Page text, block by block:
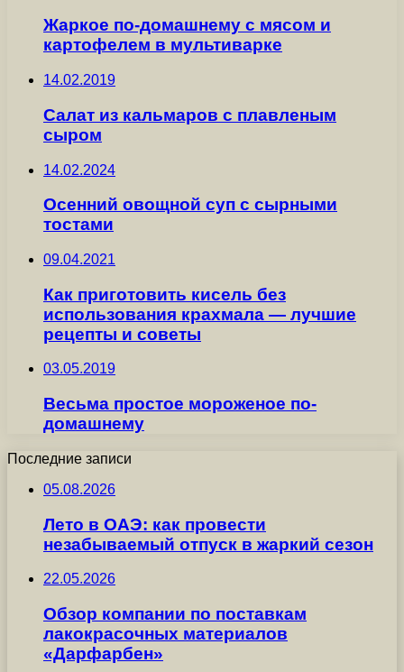
Жаркое по-домашнему с мясом и
картофелем в мультиварке
14.02.2019
Салат из кальмаров с плавленым
сыром
14.02.2024
Осенний овощной суп с сырными
тостами
09.04.2021
Как приготовить кисель без
использования крахмала — лучшие
рецепты и советы
03.05.2019
Весьма простое мороженое по-
домашнему
Последние записи
05.08.2026
Лето в ОАЭ: как провести
незабываемый отпуск в жаркий сезон
22.05.2026
Обзор компании по поставкам
лакокрасочных материалов
«Дарфарбен»